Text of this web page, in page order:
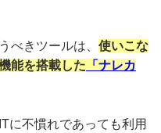
べきツールは、 使いこな
能を搭載した 「ナレカ
に不慣れであっても利用